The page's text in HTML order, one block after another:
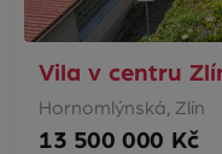
Vila v centru
Hornomlýnská, Zlín
13 500 000 Kč